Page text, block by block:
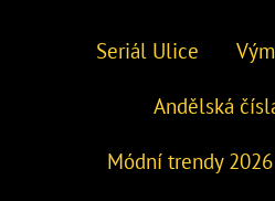
Seriál Ulice
Andělská
Módní trendy 2026